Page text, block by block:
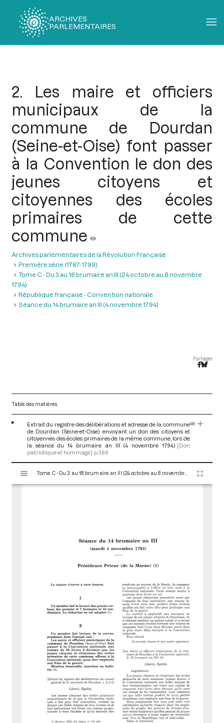
ARCHIVES
PARLEMENTAIRES
2. Les maire et officiers
municipaux de la
commune de Dourdan
(Seine-et-Oise) font passer
à la Convention le don des
jeunes citoyens et
citoyennes des écoles
primaires de cette
commune
Archives parlementaires de la Révolution Française
Première série (1787-1799)
Tome C - Du 3 au 18 brumaire an III (24 octobre au 8 novembre
1794)
République française - Convention nationale
Séance du 14 brumaire an III (4 novembre 1794)
Partager
Table des matières
Extrait du registre des délibérations et adresse de la commune
de Dourdan (Seine-et-Oise) envoyant un don des citoyens et
citoyennes des écoles primaires de la même commune, lors de
la séance du 14 brumaire an III (4 novembre 1794) [Don
patriotique et hommage] p.366
s